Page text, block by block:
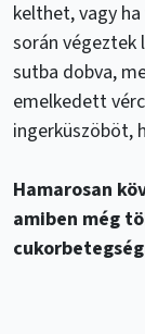
kelthet, vagy
során végeztek
sutba dobva,
emelkedett
ingerküszöböt,
Hamarosan
amiben még